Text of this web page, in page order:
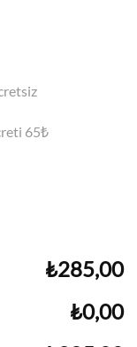
65₺
₺285,00
₺0,00